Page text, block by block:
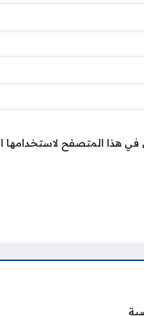
في هذا المتصفح لاستخدامها